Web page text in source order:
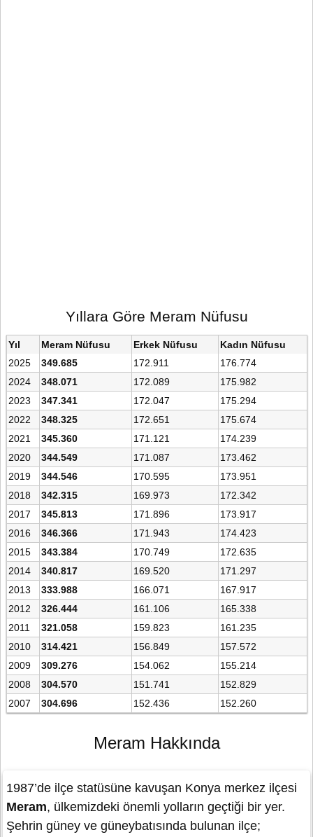
Yıllara Göre Meram Nüfusu
Yıl Meram Nüfusu Erkek Nüfusu
Kadın Nüfusu
2025
349.685 172.911
176.774
2024
348.071 172.089
175.982
2023
347.341 172.047
175.294
2022
348.325 172.651
175.674
2021
345.360 171.121
174.239
2020
344.549 171.087
173.462
2019
344.546 170.595
173.951
2018
342.315 169.973
172.342
2017
345.813 171.896
173.917
2016
346.366 171.943
174.423
2015
343.384 170.749
172.635
2014
340.817 169.520
171.297
2013
333.988 166.071
167.917
2012
326.444 161.106
165.338
2011
321.058 159.823
161.235
2010
314.421 156.849
157.572
2009
309.276 154.062
155.214
2008
304.570 151.741
152.829
2007
304.696 152.436 152.260
Meram Hakkında
1987’de ilçe statüsüne kavuşan Konya merkez ilçesi
Meram, ülkemizdeki önemli yolların geçtiği bir yer.
Şehrin güney ve güneybatısında bulunan ilçe;